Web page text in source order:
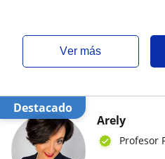
ver más
Destacado
Arely
Profesor